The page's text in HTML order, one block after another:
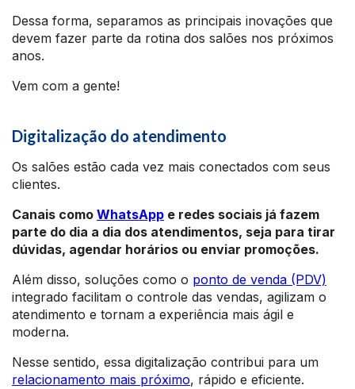
Dessa forma, separamos as principais inovações que
devem fazer parte da rotina dos salões nos próximos
anos.
Vem com a gente!
Digitalização do atendimento
Os salões estão cada vez mais conectados com seus
clientes.
Canais como WhatsApp e redes sociais já fazem
parte do dia a dia dos atendimentos, seja para tirar
dúvidas, agendar horários ou enviar promoções.
Além disso, soluções como o ponto de venda (PDV)
integrado facilitam o controle das vendas, agilizam o
atendimento e tornam a experiência mais ágil e
moderna.
Nesse sentido, essa digitalização contribui para um
relacionamento mais próximo, rápido e eficiente.